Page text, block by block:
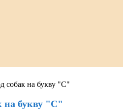
собак на букву "С"
на букву "С"